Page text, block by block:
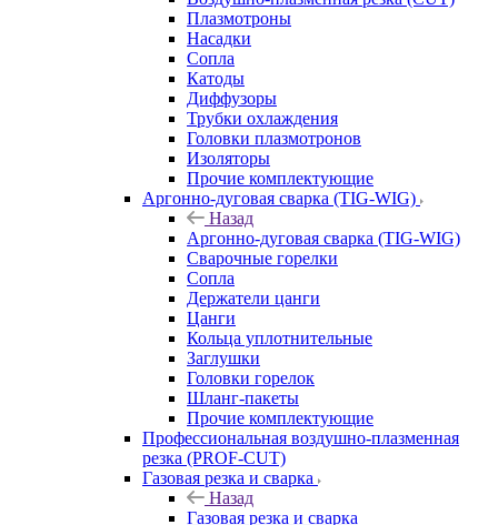
Плазмотроны
Насадки
Сопла
Катоды
Диффузоры
Трубки охлаждения
Головки плазмотронов
Изоляторы
Прочие комплектующие
Аргонно-дуговая сварка (TIG-WIG)
Назад
Аргонно-дуговая сварка (TIG-WIG)
Сварочные горелки
Сопла
Держатели цанги
Цанги
Кольца уплотнительные
Заглушки
Головки горелок
Шланг-пакеты
Прочие комплектующие
Профессиональная воздушно-плазменная
резка (PROF-CUT)
Газовая резка и сварка
Назад
Газовая резка и сварка